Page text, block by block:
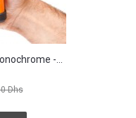
-...
Dhs